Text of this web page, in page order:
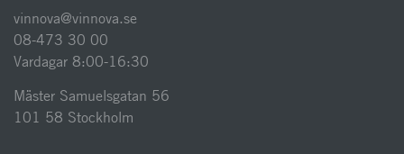
vinnova@vinnova.se
08-473 30 00
Vardagar 8:00-16:30
Mäster Samuelsgatan 56
101 58 Stockholm